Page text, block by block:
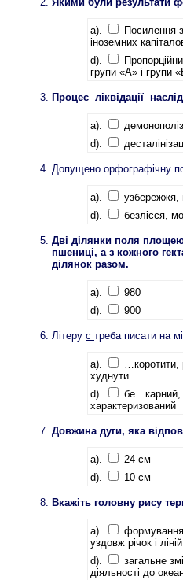
a).
Посилення
іноземних
d).
групи «А» і групи
Процес ліквідації
a).
d).
Допущено орфографічну
a). узбережжя,
d).
безлісся,
Дві ділянки поля площею
пшениці, а з кожного
ділянок разом.
a). 980
d).
900
Літеру с треба писати на
a).
худнути
d).
характеризований
Довжина дуги, яка
a). 24 см
d).
10 см
Вкажіть головну рису
a).
уздовж річок і
d).
загальне
діяльності до